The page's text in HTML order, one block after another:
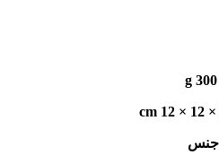
300 g
جنس